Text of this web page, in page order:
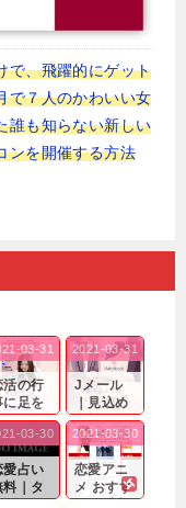
で、飛躍的にゲット
で７人のかわいい女
誰も知らない新しい
ンを開催する方法
活の行
に足を
んでも
会いの
ャンス
訪れ...
03-31
Jメール
｜見込め
る効果が
確実なも
のであっ
ても…...
2021-03-31
愛占い
料｜タ
03-30
恋愛アニ
メ おすす
2021-03-30